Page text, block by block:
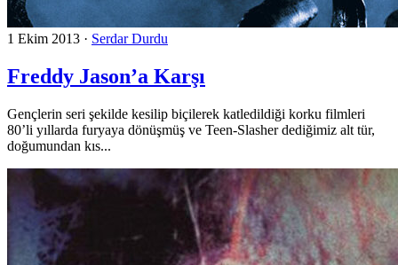
1 Ekim 2013 · Serdar Durdu
Freddy Jason’a Karşı
Gençlerin seri şekilde kesilip biçilerek katledildiği korku filmleri
80’li yıllarda furyaya dönüşmüş ve Teen-Slasher dediğimiz alt tür,
doğumundan kıs...